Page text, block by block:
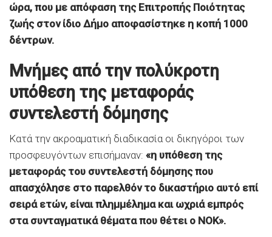
ώρα, που με απόφαση της Επιτροπής Ποιότητας
ζωής στον ίδιο Δήμο αποφασίστηκε η κοπή 1000
δέντρων.
Μνήμες από την πολύκροτη
υπόθεση της μεταφοράς
συντελεστή δόμησης
Κατά την ακροαματική διαδικασία οι δικηγόροι των
προσφευγόντων επισήμαναν: «η υπόθεση της
μεταφοράς του συντελεστή δόμησης που
απασχόλησε στο παρελθόν το δικαστήριο αυτό επί
σειρά ετών, είναι πλημμέλημα και ωχριά εμπρός
στα συνταγματικά θέματα που θέτει ο ΝΟΚ».